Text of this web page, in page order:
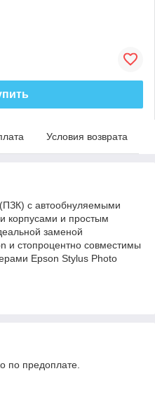
Условия возврата
с автообнуляемыми
корпусами и простым
заменой
и стопроцентно совместимы
Epson Stylus Photo
по предоплате.